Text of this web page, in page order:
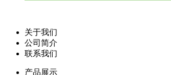
关于我们
公司简介
联系我们
产品展示